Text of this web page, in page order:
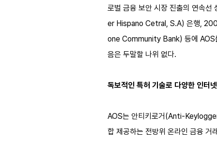
로벌 금융 보안 시장 진출의 연속
er Hispano Cetral, S.A) 은행,
one Community Bank) 등에 AOS
음은 두말할 나위 없다.
독보적인 특허 기술로 다양한 인터
AOS는 안티키로거(Anti-
합 제공하는 전방위 온라인 금융 거